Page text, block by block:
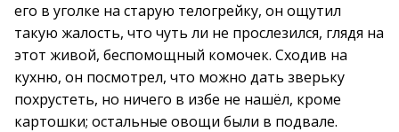
его в уголке на старую телогрейку, он ощутил
такую жалость, что чуть ли не прослезился, глядя на
этот живой, беспомощный комочек. Сходив на
кухню, он посмотрел, что можно дать зверьку
похрустеть, но ничего в избе не нашёл, кроме
картошки; остальные овощи были в подвале.